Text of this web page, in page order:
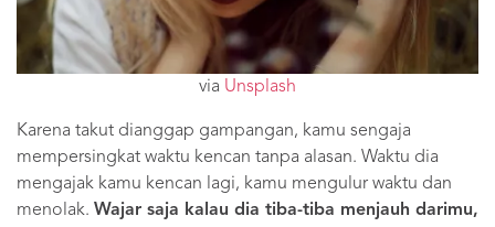
via Unsplash
Karena takut dianggap gampangan, kamu sengaja
mempersingkat waktu kencan tanpa alasan. Waktu dia
mengajak kamu kencan lagi, kamu mengulur waktu dan
menolak. Wajar saja kalau dia tiba-tiba menjauh darimu,